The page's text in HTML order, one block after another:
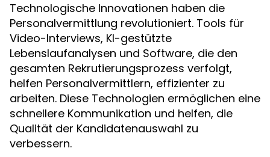
Technologische Innovationen haben die
Personalvermittlung revolutioniert. Tools für
Video-Interviews, KI-gestützte
Lebenslaufanalysen und Software, die den
gesamten Rekrutierungsprozess verfolgt,
helfen Personalvermittlern, effizienter zu
arbeiten. Diese Technologien ermöglichen eine
schnellere Kommunikation und helfen, die
Qualität der Kandidatenauswahl zu
verbessern.